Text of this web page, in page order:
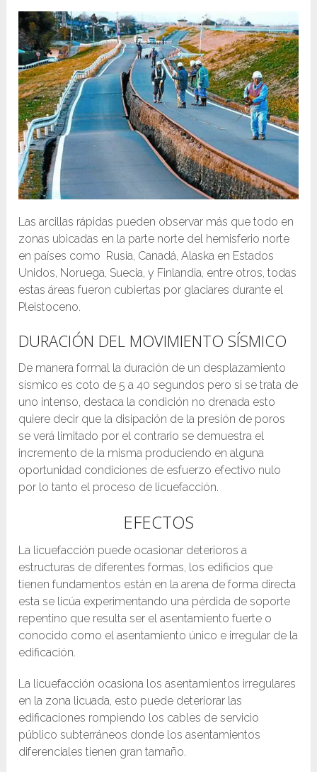
Las arcillas rápidas pueden observar más que todo en
zonas ubicadas en la parte norte del hemisferio norte
en países como Rusia, Canadá, Alaska en Estados
Unidos, Noruega, Suecia, y Finlandia, entre otros, todas
estas áreas fueron cubiertas por glaciares durante el
Pleistoceno.
DURACIÓN DEL MOVIMIENTO SÍSMICO
De manera formal la duración de un desplazamiento
sísmico es coto de 5 a 40 segundos pero si se trata de
uno intenso, destaca la condición no drenada esto
quiere decir que la disipación de la presión de poros
se verá limitado por el contrario se demuestra el
incremento de la misma produciendo en alguna
oportunidad condiciones de esfuerzo efectivo nulo
por lo tanto el proceso de licuefacción.
EFECTOS
La licuefacción puede ocasionar deterioros a
estructuras de diferentes formas, los edificios que
tienen fundamentos están en la arena de forma directa
esta se licúa experimentando una pérdida de soporte
repentino que resulta ser el asentamiento fuerte o
conocido como el asentamiento único e irregular de la
edificación.
La licuefacción ocasiona los asentamientos irregulares
en la zona licuada, esto puede deteriorar las
edificaciones rompiendo los cables de servicio
público subterráneos donde los asentamientos
diferenciales tienen gran tamaño.